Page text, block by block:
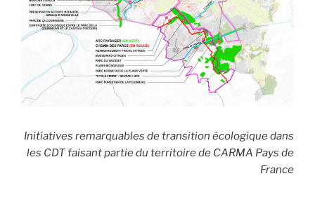
Initiatives remarquables de transition écologique dans
les CDT faisant partie du territoire de CARMA Pays de
France